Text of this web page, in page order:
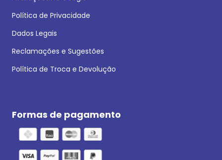
Política de Privacidade
Dados Legais
Reclamações e Sugestões
Política de Troca e Devolução
Formas de pagamento